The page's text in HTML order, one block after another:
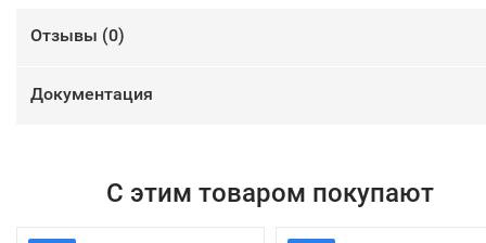
Отзывы (0)
Документация
С этим товаром покупают